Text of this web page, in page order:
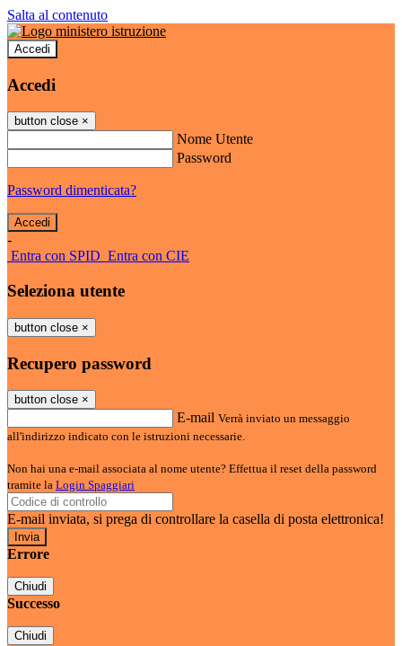
Salta al contenuto
Accedi
Accedi
button close ×
Nome Utente
Password
Password dimenticata?
-
Entra con SPID Entra con CIE
Seleziona utente
button close ×
Recupero password
button close ×
E-mail Verrà inviato un messaggio
all'indirizzo indicato con le istruzioni necessarie.
Non hai una e-mail associata al nome utente? Effettua il reset della password
tramite la Login Spaggiari
E-mail inviata, si prega di controllare la casella di posta elettronica!
Errore
Chiudi
Successo
Chiudi